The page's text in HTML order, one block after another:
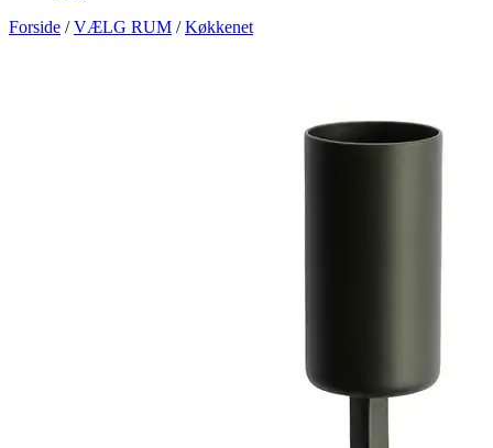
Forside /VÆLG RUM /Køkkenet